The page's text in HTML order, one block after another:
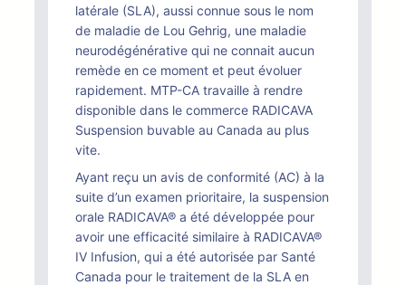
latérale (SLA), aussi connue sous le nom
de maladie de Lou Gehrig, une maladie
neurodégénérative qui ne connait aucun
remède en ce moment et peut évoluer
rapidement. MTP-CA travaille à rendre
disponible dans le commerce RADICAVA
Suspension buvable au Canada au plus
vite.
Ayant reçu un avis de conformité (AC) à la
suite d’un examen prioritaire, la suspension
orale RADICAVA® a été développée pour
avoir une efficacité similaire à RADICAVA®
IV Infusion, qui a été autorisée par Santé
Canada pour le traitement de la SLA en